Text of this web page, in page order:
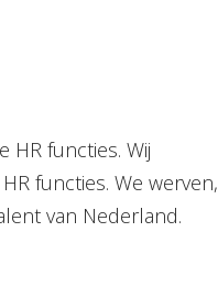
functies. Wij
functies. We werven,
van Nederland.